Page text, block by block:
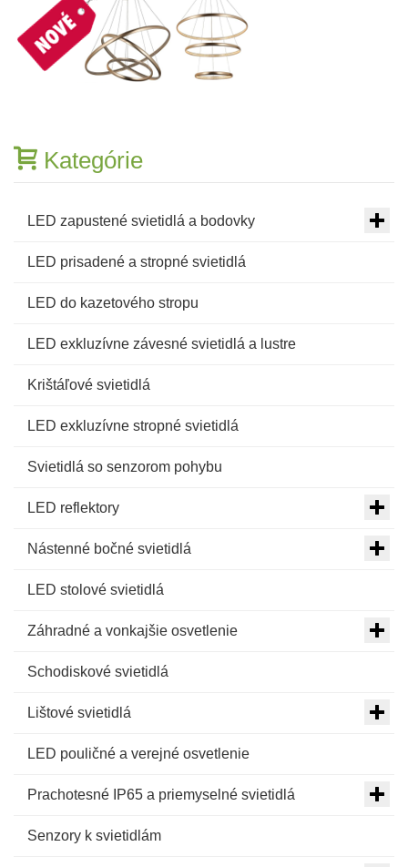
Kategórie
LED zapustené svietidlá a bodovky
LED prisadené a stropné svietidlá
LED do kazetového stropu
LED exkluzívne závesné svietidlá a lustre
Krištáľové svietidlá
LED exkluzívne stropné svietidlá
Svietidlá so senzorom pohybu
LED reflektory
Nástenné bočné svietidlá
LED stolové svietidlá
Záhradné a vonkajšie osvetlenie
Schodiskové svietidlá
Lištové svietidlá
LED pouličné a verejné osvetlenie
Prachotesné IP65 a priemyselné svietidlá
Senzory k svietidlám